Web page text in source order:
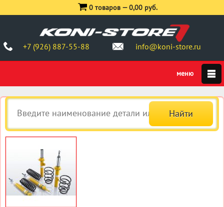
+7 (926) 887-55-88 info@koni-store.ru
0 товаров —0,00 руб.